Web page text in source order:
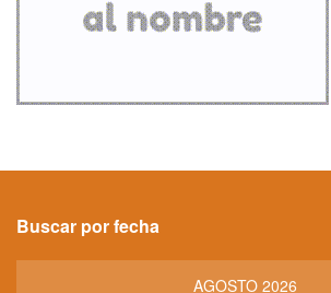
Buscar por fecha
AGOSTO 2026